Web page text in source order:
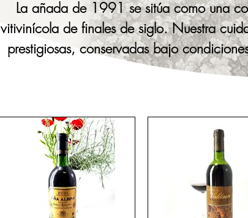
La añada de 1991 se sitúa como una
vitivinícola de finales de siglo. Nuestra
prestigiosas, conservadas bajo
piezas extraordinarias concebidas para